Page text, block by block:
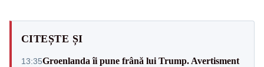
CITEȘTE ȘI
13:35Groenlanda îi pune frână lui Trump. Avertisment